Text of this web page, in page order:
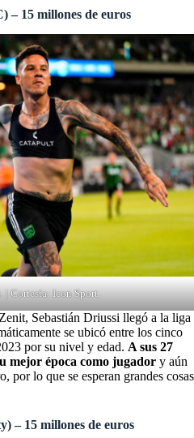
– 15 millones de euros
| Cortesía: Icon Sport.
Sebastián Driussi llegó a la liga
se ubicó entre los cinco
por su nivel y edad. A sus 27
mejor época como jugador y aún
por lo que se esperan grandes cosas
– 15 millones de euros